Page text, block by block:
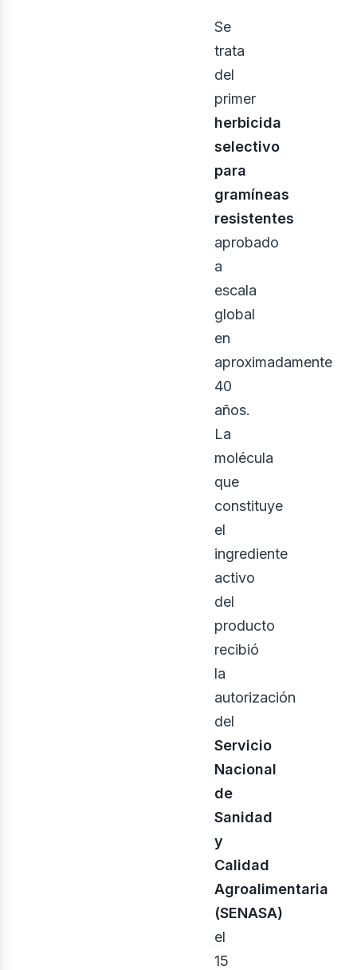
Se
trata
del
primer
herbicida
selectivo
para
gramíneas
resistentes
aprobado
a
escala
global
en
aproximadamente
40
años.
La
molécula
que
constituye
el
ingrediente
activo
del
producto
recibió
la
autorización
del
Servicio
Nacional
de
Sanidad
y
Calidad
Agroalimentaria
(SENASA)
el
15